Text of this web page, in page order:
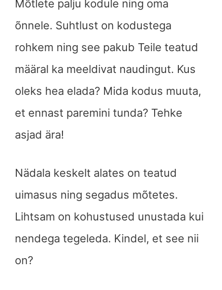
Mõtlete palju kodule ning oma
õnnele. Suhtlust on kodustega
rohkem ning see pakub Teile teatud
määral ka meeldivat naudingut. Kus
oleks hea elada? Mida kodus muuta,
et ennast paremini tunda? Tehke
asjad ära!
Nädala keskelt alates on teatud
uimasus ning segadus mõtetes.
Lihtsam on kohustused unustada kui
nendega tegeleda. Kindel, et see nii
on?